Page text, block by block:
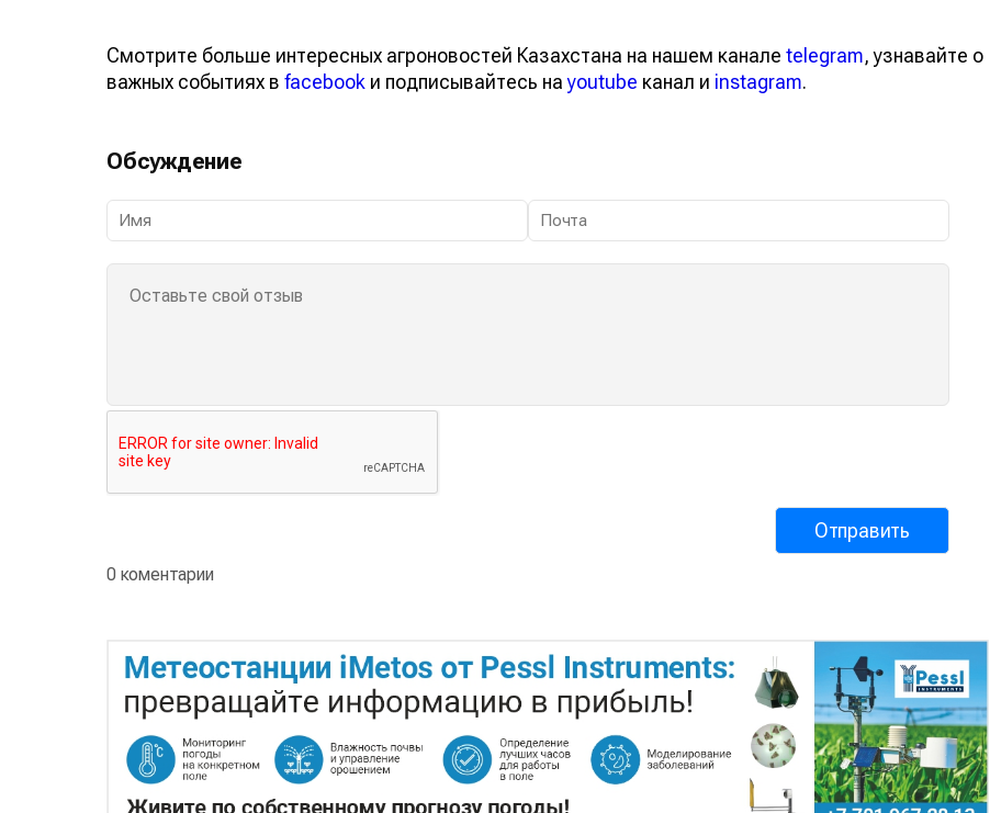
Смотрите больше интересных агроновостей Казахстана на нашем канале telegram, узнавайте о
важных событиях в facebook и подписывайтесь наyoutube канал и instagram.
Обсуждение
0 коментарии